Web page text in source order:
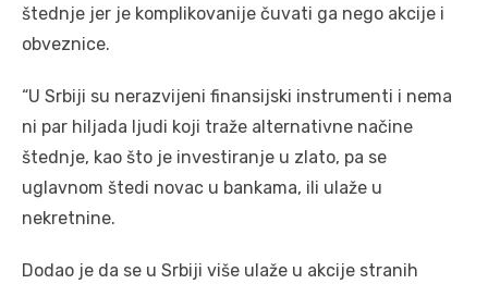
štednje jer je komplikovanije čuvati ga nego akcije i
obveznice.
“U Srbiji su nerazvijeni finansijski instrumenti i nema
ni par hiljada ljudi koji traže alternativne načine
štednje, kao što je investiranje u zlato, pa se
uglavnom štedi novac u bankama, ili ulaže u
nekretnine.
Dodao je da se u Srbiji više ulaže u akcije stranih